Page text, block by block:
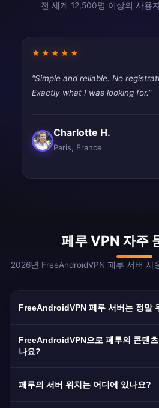
전 세계 12,500명 이상의 사용
★★★★★
"Simple and reliable. No
Exactly what I was looking for."
Charlotte H.
Paris, France
페루 VPN 자주
2026년 FreeAndroidVPN 페루 서버 사
FreeAndroidVPN 페루 서버는 정말
다. 해외 거주 300만 이상의
FreeAndroidVPN으로 페루의 콘텐
나요?
원활한 스페인어 스트리밍을
페루의 서버 위치는 어디에 있나요?